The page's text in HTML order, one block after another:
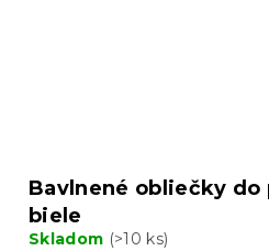
Bavlnené obliečky
biele
Skladom (>10 ks)